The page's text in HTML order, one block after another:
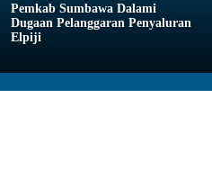
Pemkab Sumbawa Dalami
Dugaan Pelanggaran Penyaluran
Elpiji